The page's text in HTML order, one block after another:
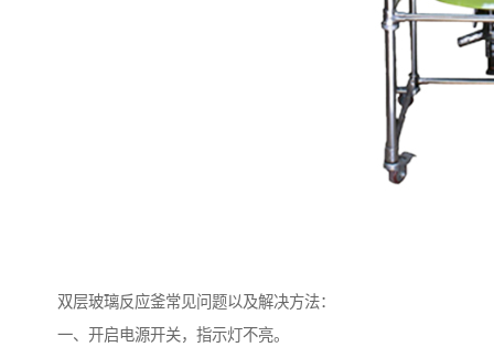
双层玻璃反应釜常见问题以及解决方法：
一、开启电源开关，指示灯不亮。